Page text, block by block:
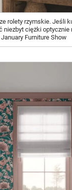
rolety rzymskie. Jeśli
niezbyt ciężki optycznie
Furniture Show